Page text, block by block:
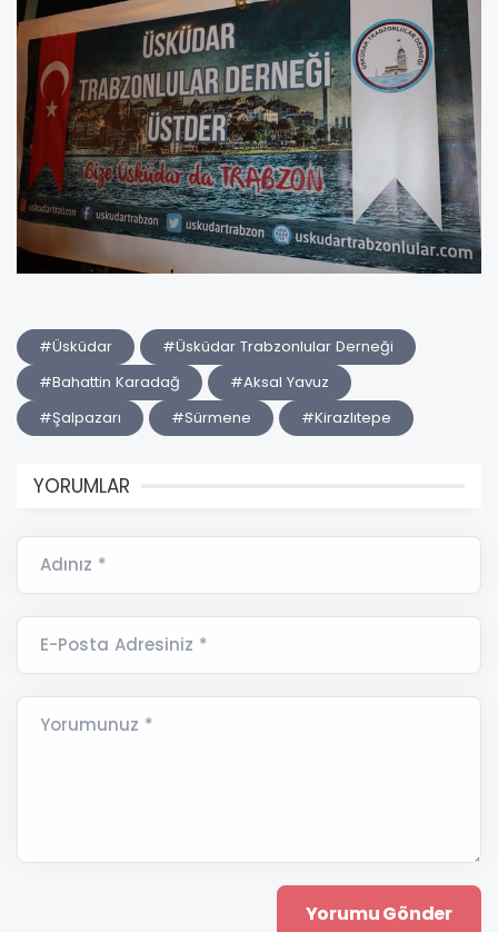
#Üsküdar
#Üsküdar Trabzonlular Derneği
#Bahattin Karadağ
#Aksal Yavuz
#Şalpazarı
#Sürmene #Kirazlıtepe
YORUMLAR
Adınız *
E-Posta Adresiniz *
Yorumunuz *